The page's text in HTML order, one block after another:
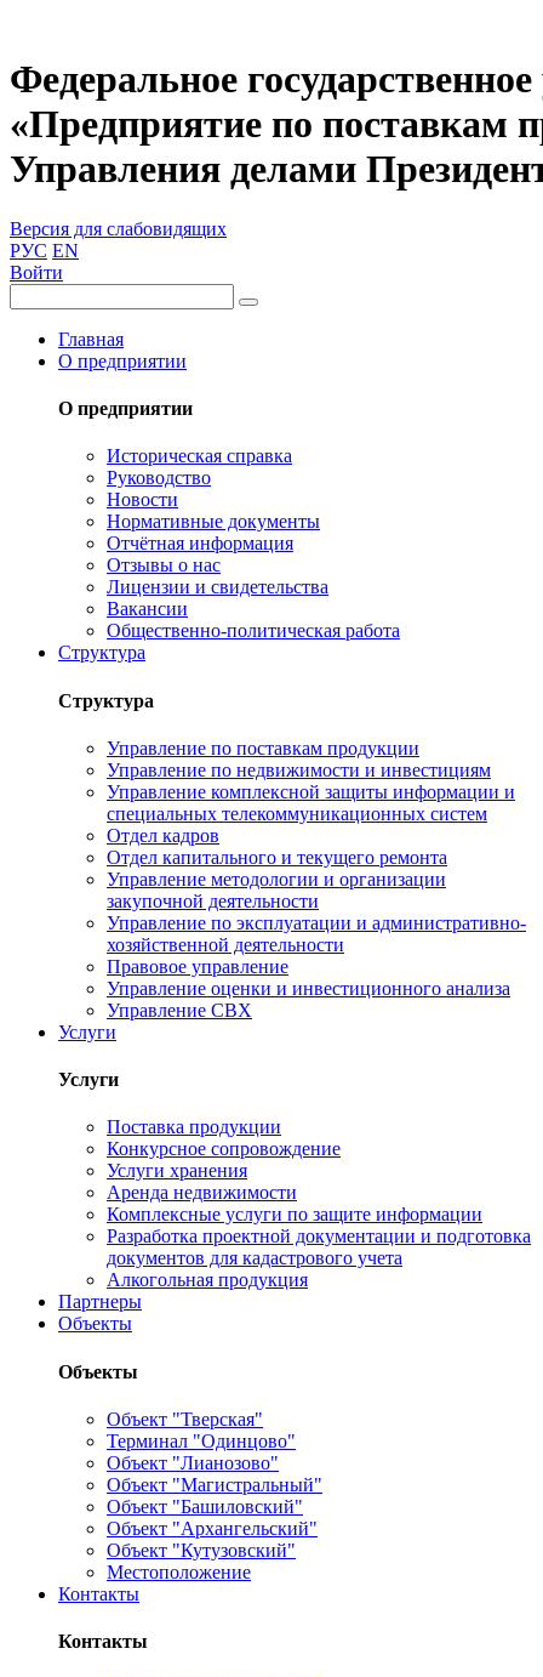
Федеральное
«Предприятие по поставкам
Управления делами
Версия для слабовидящих
РУС EN
Войти
Главная
О предприятии
О предприятии
Историческая справка
Руководство
Новости
Нормативные документы
Отчётная информация
Отзывы о нас
Лицензии и свидетельства
Вакансии
Общественно-политическая работа
Структура
Структура
Управление по поставкам продукции
Управление по недвижимости и инвестициям
Управление комплексной защиты информации и
специальных телекоммуникационных систем
Отдел кадров
Отдел капитального и текущего ремонта
Управление методологии и организации
закупочной деятельности
Управление по эксплуатации и административно-
хозяйственной деятельности
Правовое управление
Управление оценки и инвестиционного анализа
Управление СВХ
Услуги
Услуги
Поставка продукции
Конкурсное сопровождение
Услуги хранения
Аренда недвижимости
Комплексные услуги по защите информации
Разработка проектной документации и подготовка
документов для кадастрового учета
Алкогольная продукция
Партнеры
Объекты
Объекты
Объект "Тверская"
Терминал "Одинцово"
Объект "Лианозово"
Объект "Магистральный"
Объект "Башиловский"
Объект "Архангельский"
Объект "Кутузовский"
Местоположение
Контакты
Контакты